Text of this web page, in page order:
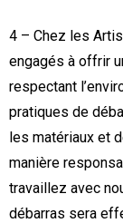
4 – Chez les
engagés à offrir
respectant
pratiques de
les matériaux et
manière
travaillez avec
débarras sera